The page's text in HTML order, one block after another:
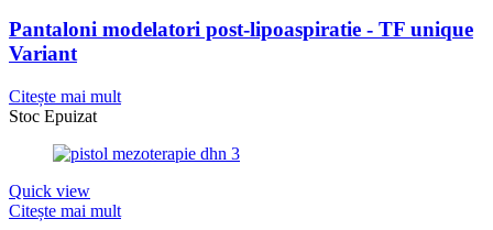
Pantaloni modelatori post-lipoaspiratie - TF unique
Variant
Citește mai mult
Stoc Epuizat
Quick view
Citește mai mult